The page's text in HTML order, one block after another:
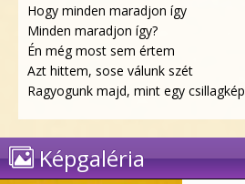
Hogy minden maradjon így
Minden maradjon így?
Én még most sem értem
Azt hittem, sose válunk szét
Ragyogunk majd, mint egy csillagkép
Képgaléria